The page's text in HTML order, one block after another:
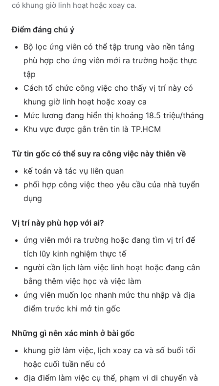
có khung giờ linh hoạt hoặc xoay ca.
Điểm đáng chú ý
Bộ lọc ứng viên có thể tập trung vào nền tảng
phù hợp cho ứng viên mới ra trường hoặc thực
tập
Cách tổ chức công việc cho thấy vị trí này có
khung giờ linh hoạt hoặc xoay ca
Mức lương đang hiển thị khoảng 18.5 triệu/tháng
Khu vực được gắn trên tin là TP.HCM
Từ tin gốc có thể suy ra công việc này thiên về
kế toán và tác vụ liên quan
phối hợp công việc theo yêu cầu của nhà tuyển
dụng
Vị trí này phù hợp với ai?
ứng viên mới ra trường hoặc đang tìm vị trí để
tích lũy kinh nghiệm thực tế
người cần lịch làm việc linh hoạt hoặc đang cân
bằng thêm việc học và việc làm
ứng viên muốn lọc nhanh mức thu nhập và địa
điểm trước khi mở tin gốc
Những gì nên xác minh ở bài gốc
khung giờ làm việc, lịch xoay ca và số buổi tối
hoặc cuối tuần nếu có
địa điểm làm việc cụ thể, phạm vi di chuyển và